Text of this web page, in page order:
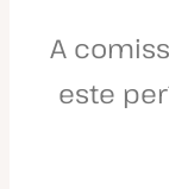
A
este